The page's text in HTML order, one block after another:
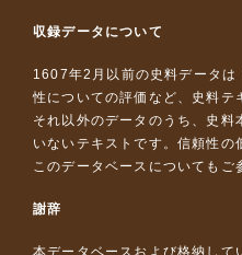
収録データについて
1607年2月以前の史料データは
性についての評価など、史料
それ以外のデータのうち、史
いないテキストです。信頼性
このデータベースについて もご
謝辞
本データベースおよび格納し